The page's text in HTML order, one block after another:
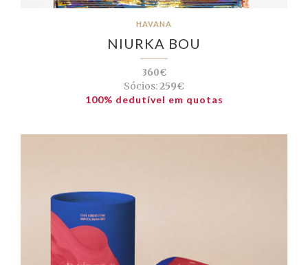
HAVANA
NIURKA BOU
360€
Sócios:259€
100% dedutível em quotas